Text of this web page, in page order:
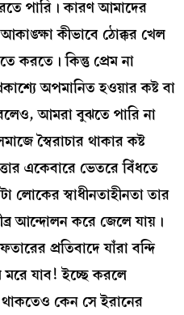
পারি। কারণ আমাদের
কীভাবে ঠোক্কর খেল
করতে। কিন্তু প্রেম না
অপমানিত হওয়ার কষ্ট বা
আমরা বুঝতে পারি না
স্বৈরাচার থাকার কষ্ট
একেবারে ভেতরে বিঁধতে
লোকের স্বাধীনতাহীনতা তার
আন্দোলন করে জেলে যায়।
প্রতিবাদে যাঁরা বন্দি
যাব! ইচ্ছে করলে
কেন সে ইরানের